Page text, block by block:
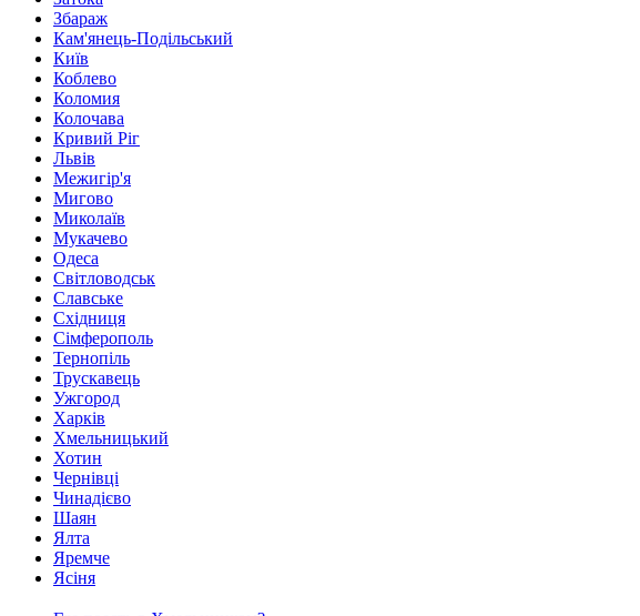
Збараж
Кам'янець-Подільський
Київ
Коблево
Коломия
Колочава
Кривий Ріг
Львів
Межигір'я
Мигово
Миколаїв
Мукачево
Одеса
Світловодськ
Славське
Східниця
Сімферополь
Тернопіль
Трускавець
Ужгород
Харків
Хмельницький
Хотин
Чернівці
Чинадієво
Шаян
Ялта
Яремче
Ясіня